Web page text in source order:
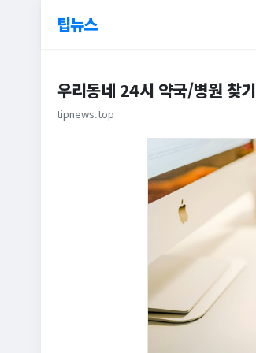
팁뉴스
우리동네 24시 약국/병원 찾기
tipnews.top